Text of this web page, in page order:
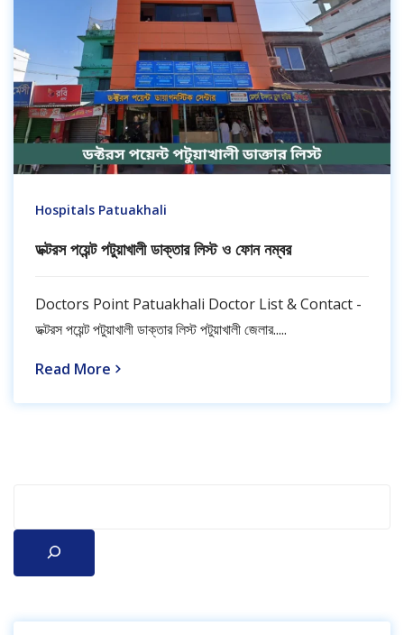
Hospitals Patuakhali
ডক্টরস পয়েন্ট পটুয়াখালী ডাক্তার লিস্ট ও ফোন নম্বর
Doctors Point Patuakhali Doctor List & Contact -
ডক্টরস পয়েন্ট পটুয়াখালী ডাক্তার লিস্ট পটুয়াখালী জেলার.....
Read More